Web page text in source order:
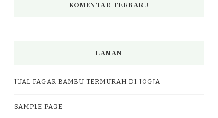
KOMENTAR TERBARU
LAMAN
JUAL PAGAR BAMBU TERMURAH DI JOGJA
SAMPLE PAGE